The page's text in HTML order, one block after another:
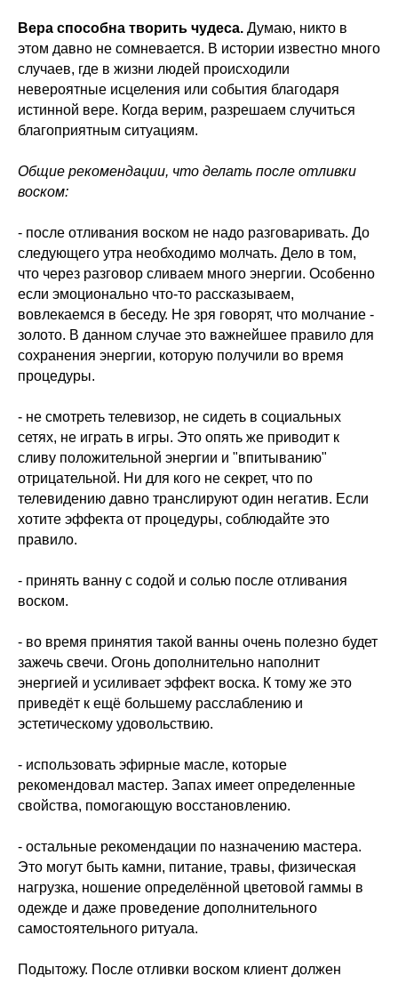
Вера способна творить чудеса. Думаю, никто в
этом давно не сомневается. В истории известно много
случаев, где в жизни людей происходили
невероятные исцеления или события благодаря
истинной вере. Когда верим, разрешаем случиться
благоприятным ситуациям.
Общие рекомендации, что делать после отливки
воском:
- после отливания воском не надо разговаривать. До
следующего утра необходимо молчать. Дело в том,
что через разговор сливаем много энергии. Особенно
если эмоционально что-то рассказываем,
вовлекаемся в беседу. Не зря говорят, что молчание -
золото. В данном случае это важнейшее правило для
сохранения энергии, которую получили во время
процедуры.
- не смотреть телевизор, не сидеть в социальных
сетях, не играть в игры. Это опять же приводит к
сливу положительной энергии и "впитыванию"
отрицательной. Ни для кого не секрет, что по
телевидению давно транслируют один негатив. Если
хотите эффекта от процедуры, соблюдайте это
правило.
- принять ванну с содой и солью после отливания
воском.
- во время принятия такой ванны очень полезно будет
зажечь свечи. Огонь дополнительно наполнит
энергией и усиливает эффект воска. К тому же это
приведёт к ещё большему расслаблению и
эстетическому удовольствию.
- использовать эфирные масле, которые
рекомендовал мастер. Запах имеет определенные
свойства, помогающую восстановлению.
- остальные рекомендации по назначению мастера.
Это могут быть камни, питание, травы, физическая
нагрузка, ношение определённой цветовой гаммы в
одежде и даже проведение дополнительного
самостоятельного ритуала.
Подытожу. После отливки воском клиент должен